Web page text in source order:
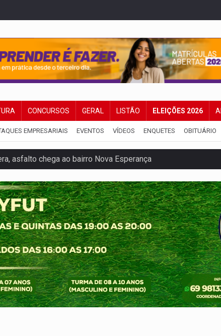
CONCURSOS GERAL LISTÃO ELEIÇÕES 2026
EMPRESARIAIS EVENTOS VÍDEOS ENQUETES OBITUÁRIO
asfalto chega ao bairro Nova Esperança
do Festival de Dança de Joinville
em declaração de patrimônio de R$ 29 mi
de incentivo com efeitos retroativos
Nº 12/2026 - UASG 200095
drogas em fundo falso de caminhão
promoção de dia dos Pais
na frente de comércio
júri popular